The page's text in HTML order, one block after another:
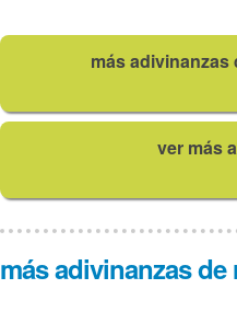
más adivinanzas
ver más
más adivinanzas